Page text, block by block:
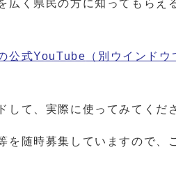
く県民の方に知ってもらえ
公式YouTube （別ウインドウ
て、実際に使ってみてくだ
随時募集していますので、